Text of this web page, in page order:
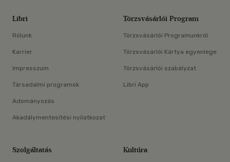
Libri
Rólunk
Karrier
Impresszum
Társadalmi programok
Adományozás
Akadálymentesítési nyilatkozat
Törzsvásárlói Program
Törzsvásárlói Programunkról
Törzsvásárlói Kártya egyenlege
Törzsvásárlói szabályzat
Libri App
Szolgáltatás Kultúra